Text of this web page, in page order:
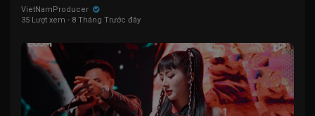
VietNamProducer
35 Lượt xem · 8 Tháng Trước đây